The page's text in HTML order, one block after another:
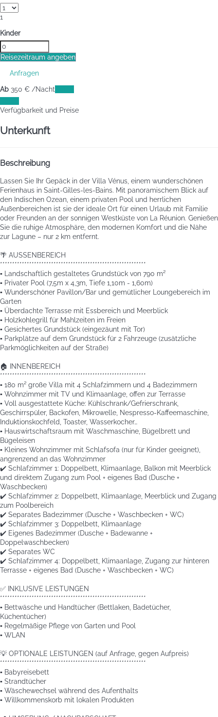
1
Kinder
Reisezeitraum angeben
Anfragen
Ab 350 € /Nacht
Verfügbarkeit und Preise
Unterkunft
Beschreibung
Lassen Sie Ihr Gepäck in der Villa Vénus, einem wunderschönen
Ferienhaus in Saint-Gilles-les-Bains. Mit panoramischem Blick auf
den Indischen Ozean, einem privaten Pool und herrlichen
Außenbereichen ist sie der ideale Ort für einen Urlaub mit Familie
oder Freunden an der sonnigen Westküste von La Réunion. Genießen
Sie die ruhige Atmosphäre, den modernen Komfort und die Nähe
zur Lagune – nur 2 km entfernt.
🌴 AUSSENBEREICH
************************************************************
▪️ Landschaftlich gestaltetes Grundstück von 790 m²
▪️ Privater Pool (7,5m x 4,3m, Tiefe 1,10m - 1,60m)
▪️ Wunderschöner Pavillon/Bar und gemütlicher Loungebereich im
Garten
▪️ Überdachte Terrasse mit Essbereich und Meerblick
▪️ Holzkohlegrill für Mahlzeiten im Freien
▪️ Gesichertes Grundstück (eingezäunt mit Tor)
▪️ Parkplätze auf dem Grundstück für 2 Fahrzeuge (zusätzliche
Parkmöglichkeiten auf der Straße)
🏠 INNENBEREICH
************************************************************
▪️ 180 m² große Villa mit 4 Schlafzimmern und 4 Badezimmern
▪️ Wohnzimmer mit TV und Klimaanlage, offen zur Terrasse
▪️ Voll ausgestattete Küche: Kühlschrank/Gefrierschrank,
Geschirrspüler, Backofen, Mikrowelle, Nespresso-Kaffeemaschine,
Induktionskochfeld, Toaster, Wasserkocher…
▪️ Hauswirtschaftsraum mit Waschmaschine, Bügelbrett und
Bügeleisen
▪️ Kleines Wohnzimmer mit Schlafsofa (nur für Kinder geeignet),
angrenzend an das Wohnzimmer
✔️ Schlafzimmer 1: Doppelbett, Klimaanlage, Balkon mit Meerblick
und direktem Zugang zum Pool + eigenes Bad (Dusche +
Waschbecken)
✔️ Schlafzimmer 2: Doppelbett, Klimaanlage, Meerblick und Zugang
zum Poolbereich
✔️ Separates Badezimmer (Dusche + Waschbecken + WC)
✔️ Schlafzimmer 3: Doppelbett, Klimaanlage
✔️ Eigenes Badezimmer (Dusche + Badewanne +
Doppelwaschbecken)
✔️ Separates WC
✔️ Schlafzimmer 4: Doppelbett, Klimaanlage, Zugang zur hinteren
Terrasse + eigenes Bad (Dusche + Waschbecken + WC)
✅ INKLUSIVE LEISTUNGEN
************************************************************
▪️ Bettwäsche und Handtücher (Bettlaken, Badetücher,
Küchentücher)
▪️ Regelmäßige Pflege von Garten und Pool
▪️ WLAN
💡 OPTIONALE LEISTUNGEN (auf Anfrage, gegen Aufpreis)
************************************************************
▪️ Babyreisebett
▪️ Strandtücher
▪️ Wäschewechsel während des Aufenthalts
▪️ Willkommenskorb mit lokalen Produkten